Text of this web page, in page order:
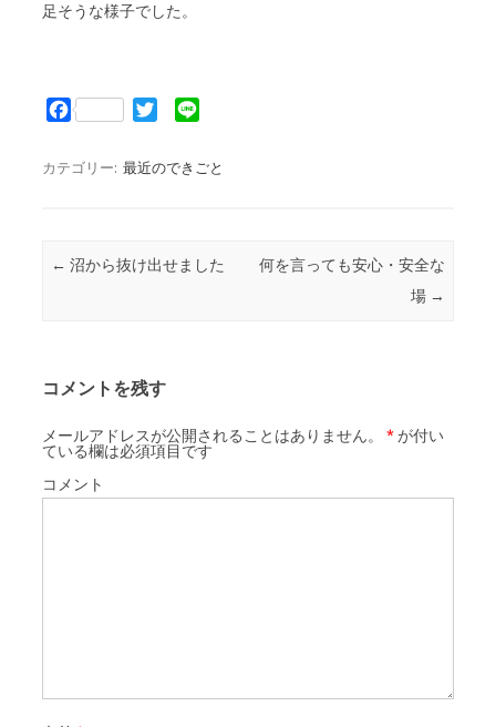
足そうな様子でした。
F
o
i
r
n
カテゴリー: 最近のできごと
投稿ナビゲーション
← 沼から抜け出せました
何を言っても安心・安全な
場 →
コメントを残す
メールアドレスが公開されることはありません。 * が付い
ている欄は必須項目です
コメント